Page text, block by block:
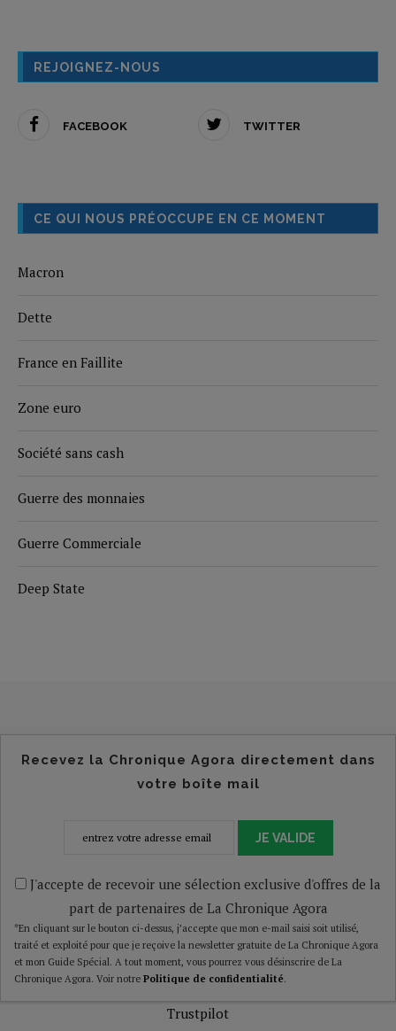
REJOIGNEZ-NOUS
FACEBOOK TWITTER
CE QUI NOUS PRÉOCCUPE EN CE MOMENT
Macron
Dette
France en Faillite
Zone euro
Société sans cash
Guerre des monnaies
Guerre Commerciale
Deep State
Recevez la Chronique Agora directement dans
votre boîte mail
JE VALIDE
J'accepte de recevoir une sélection exclusive d'offres de la
part de partenaires de La Chronique Agora
*En cliquant sur le bouton ci-dessus, j’accepte que mon e-mail saisi soit utilisé,
traité et exploité pour que je reçoive la newsletter gratuite de La Chronique Agora
et mon Guide Spécial. A tout moment, vous pourrez vous désinscrire de La
Chronique Agora. Voir notre Politique de confidentialité.
Trustpilot